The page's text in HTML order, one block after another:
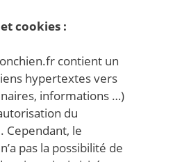
cookies :
contient un
hypertextes vers
informations …)
du
Cependant, le
pas la possibilité de